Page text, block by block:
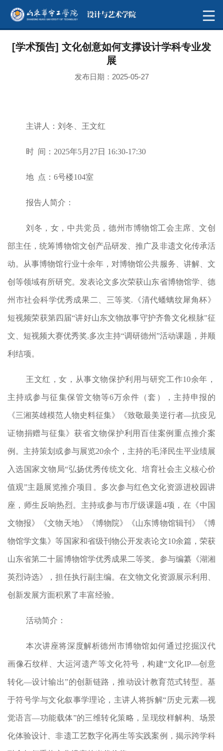
[学术预告] 文化创意如何支撑设计学科专业发
展
发布日期：2025-05-27
主讲人：刘冬、王文红
时 间：2025年5月27日 16:30-17:30
地 点：6号楼104室
报告人简介：
刘冬，女，中共党员，德州市博物馆工会主席、文创
部主任，统筹博物馆文创产品研发、推广及非遗文化传承活
动。从事博物馆行业十余年，对博物馆公共服务、讲解、文
创等领域有所研究。发表论文多次荣获山东省博物馆学、德
州市社会科学优秀成果二、三等奖.《清代蟠螭纹犀角杯》
短视频荣获第四届“讲好山东文物故事守护齐鲁文化根脉"征
文、短视频大赛优秀奖.多次主持“调研德州”活动课题，并顺
利结项。
王文红，女，从事文物保护利用与研究工作10余年，
主持或参与征集保管文物等6万余件（套），主持申报的
《三湘英雄模范人物史料征集》《致敬最美逆行者—抗疫见
证物捐赠与征集》获省文物保护利用百佳案例重点推介案
例。主持策划或参与展览20余个，主持的毛泽民生平业绩展
入选国家文物局“弘扬优秀传统文化、培育社会主义核心价
值观”主题展览推介项目。多次参与红色文化资源进校园讲
座，师生反响热烈。主持或参与市厅级课题4项，在《中国
文物报》《文物天地》《博物院》《山东博物馆辑刊》《博
物馆学文集》等国家和省级刊物公开发表论文10余篇，荣获
山东省第二十届博物馆学优秀成果二等奖。参与编纂《湖湘
英烈诗选》，担任执行副主编。在文物文化资源展示利用、
创新发展方面积累了丰富经验。
活动简介：
本次讲座将深度解析德州市博物馆如何通过挖掘汉代
画像石纹样、大运河遗产等文化符号，构建“文化IP—创意
转化—设计输出”的创新链路，推动设计教育范式转型。基
于符号学与文化叙事学理论，主讲人将拆解“历史元素—视
觉语言—功能载体”的三维转化策略，呈现纹样解构、场景
化体验设计、非遗工艺数字化再生等实践案例，揭示跨学科